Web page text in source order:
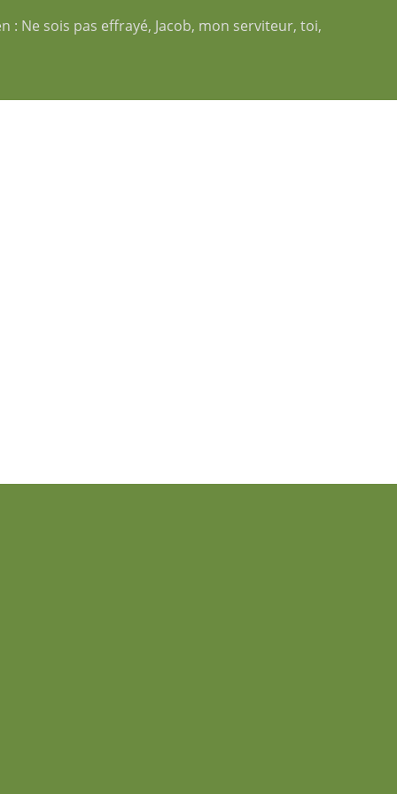
: Ne sois pas effrayé, Jacob, mon serviteur, toi,